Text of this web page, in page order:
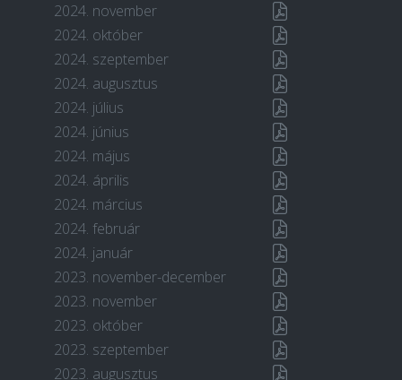
2024. november
2024. október
2024. szeptember
2024. augusztus
2024. július
2024. június
2024. május
2024. április
2024. március
2024. február
2024. január
2023. november-december
2023. november
2023. október
2023. szeptember
2023. augusztus